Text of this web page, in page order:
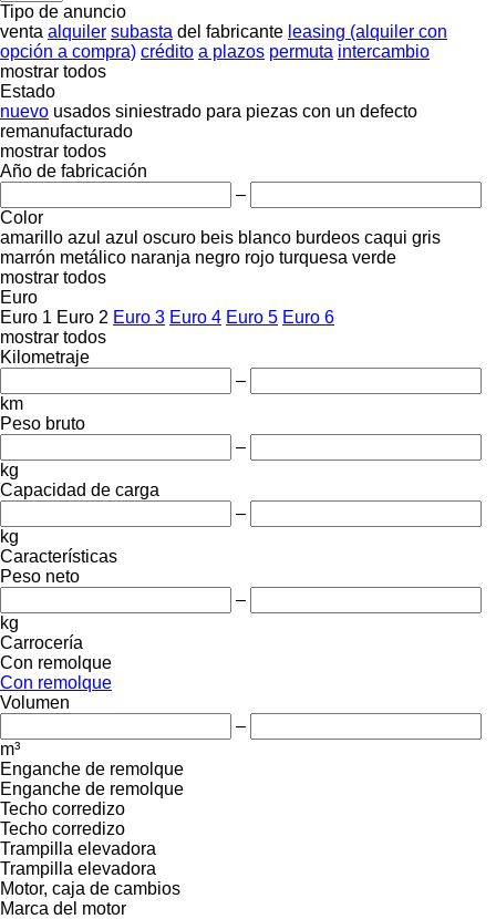
Tipo de anuncio
venta alquiler subasta del fabricante leasing (alquiler con
opción a compra) crédito a plazos permuta intercambio
mostrar todos
Estado
nuevo usados siniestrado para piezas con un defecto
remanufacturado
mostrar todos
Año de fabricación
–
Color
amarillo azul azul oscuro beis blanco burdeos caqui gris
marrón metálico naranja negro rojo turquesa verde
mostrar todos
Euro
Euro 1 Euro 2 Euro 3 Euro 4 Euro 5 Euro 6
mostrar todos
Kilometraje
–
km
Peso bruto
–
kg
Capacidad de carga
–
kg
Características
Peso neto
–
kg
Carrocería
Con remolque
Con remolque
Volumen
–
m³
Enganche de remolque
Enganche de remolque
Techo corredizo
Techo corredizo
Trampilla elevadora
Trampilla elevadora
Motor, caja de cambios
Marca del motor